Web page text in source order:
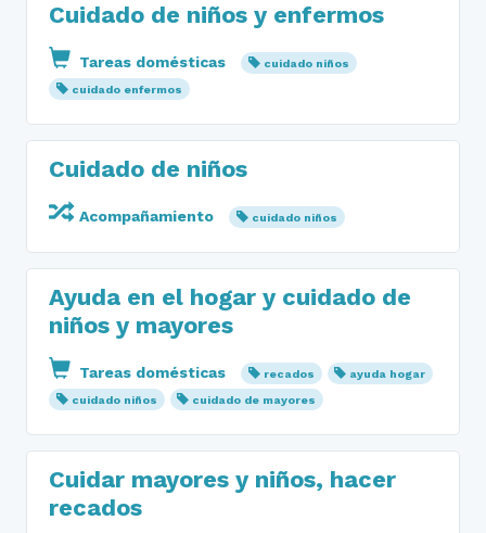
Cuidado de niños y enfermos
Tareas domésticas
cuidado niños
cuidado enfermos
Cuidado de niños
Acompañamiento cuidado niños
Ayuda en el hogar y cuidado de
niños y mayores
Tareas domésticas recados
ayuda hogar
cuidado niños
cuidado de mayores
Cuidar mayores y niños, hacer
recados